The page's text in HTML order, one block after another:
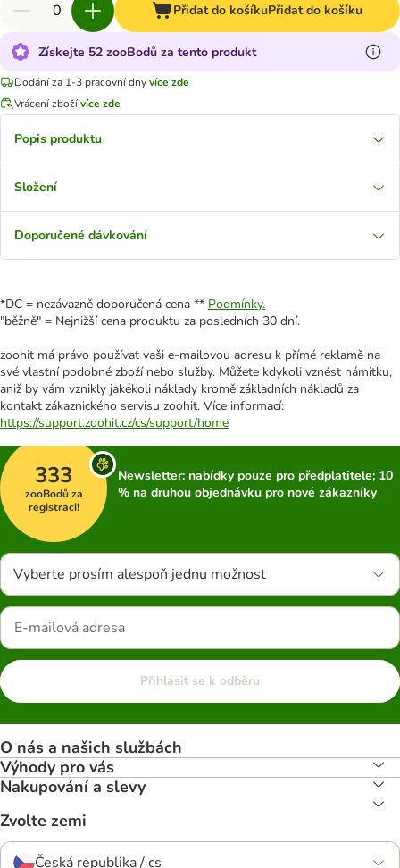
Přidat do košíkuPřidat do košíku
Získejte 52 zooBodů za tento produkt
Dodání za 1-3 pracovní dnyvíce zde
Vrácení zbožívíce zde
Popis produktu
Složení
Doporučené dávkování
*DC = nezávazně doporučená cena ** Podmínky.
"běžně" = Nejnižší cena produktu za posledních 30 dní.
zoohit má právo používat vaši e-mailovou adresu k přímé reklamě na
své vlastní podobné zboží nebo služby. Můžete kdykoli vznést námitku,
aniž by vám vznikly jakékoli náklady kromě základních nákladů za
kontakt zákaznického servisu zoohit. Více informací:
https://support.zoohit.cz/cs/support/home
333
zooBodů za
registraci!
Newsletter: nabídky pouze pro předplatitele; 10
% na druhou objednávku pro nové zákazníky
Vyberte prosím alespoň jednu možnost
Přihlásit se k odběru
O nás a našich službách
Výhody pro vás
Nakupování a slevy
Zvolte zemi
Česká republika / cs